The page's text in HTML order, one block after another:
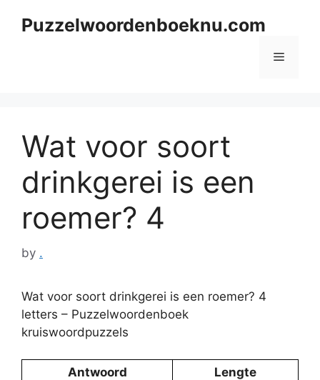
Puzzelwoordenboeknu.com
Menu
Wat voor soort
drinkgerei is een
roemer? 4
by .
Wat voor soort drinkgerei is een roemer? 4
letters – Puzzelwoordenboek
kruiswoordpuzzels
Antwoord
Lengte